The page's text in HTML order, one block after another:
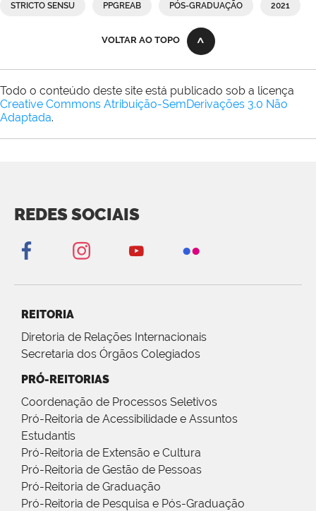
STRICTO SENSU PPGREAB PÓS-GRADUAÇÃO 2021
VOLTAR AO TOPO
Todo o conteúdo deste site está publicado sob a licença
Creative Commons Atribuição-SemDerivações 3.0 Não
Adaptada.
REDES SOCIAIS
REITORIA
Diretoria de Relações Internacionais
Secretaria dos Órgãos Colegiados
PRÓ-REITORIAS
Coordenação de Processos Seletivos
Pró-Reitoria de Acessibilidade e Assuntos
Estudantis
Pró-Reitoria de Extensão e Cultura
Pró-Reitoria de Gestão de Pessoas
Pró-Reitoria de Graduação
Pró-Reitoria de Pesquisa e Pós-Graduação